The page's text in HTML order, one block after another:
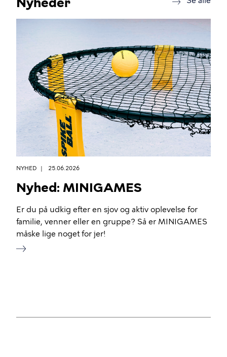
NYHED 25.06.2026
Nyhed: MINIGAMES
Er du på udkig efter en sjov og aktiv oplevelse for
familie, venner eller en gruppe? Så er MINIGAMES
måske lige noget for jer!